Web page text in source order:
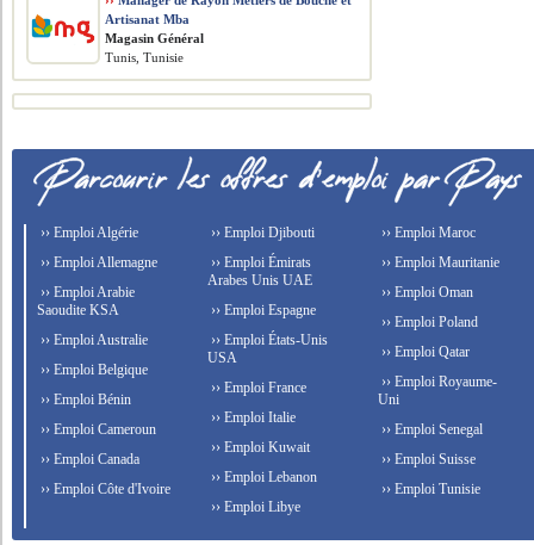
Artisanat Mba
Magasin Général
Tunis, Tunisie
›› Emploi Algérie
›› Emploi Allemagne
›› Emploi Arabie
Saoudite KSA
›› Emploi Australie
›› Emploi Belgique
›› Emploi Bénin
›› Emploi Cameroun
›› Emploi Canada
›› Emploi Côte d'Ivoire
›› Emploi Djibouti
›› Emploi Émirats
Arabes Unis UAE
›› Emploi Espagne
›› Emploi États-Unis
USA
›› Emploi France
›› Emploi Italie
›› Emploi Kuwait
›› Emploi Lebanon
›› Emploi Libye
›› Emploi Maroc
›› Emploi Mauritanie
›› Emploi Oman
›› Emploi Poland
›› Emploi Qatar
›› Emploi Royaume-
Uni
›› Emploi Senegal
›› Emploi Suisse
›› Emploi Tunisie